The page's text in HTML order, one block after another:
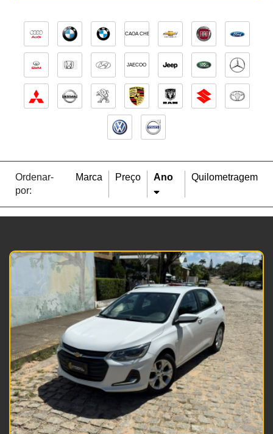
CAOA CHERY
JAECOO
Ordenar-
por:
Marca Preço Ano Quilometragem